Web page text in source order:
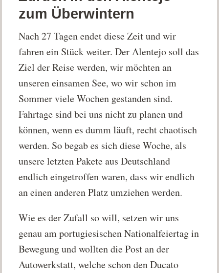
zum Überwintern
Nach 27 Tagen endet diese Zeit und wir
fahren ein Stück weiter. Der Alentejo soll das
Ziel der Reise werden, wir möchten an
unseren einsamen See, wo wir schon im
Sommer viele Wochen gestanden sind.
Fahrtage sind bei uns nicht zu planen und
können, wenn es dumm läuft, recht chaotisch
werden. So begab es sich diese Woche, als
unsere letzten Pakete aus Deutschland
endlich eingetroffen waren, dass wir endlich
an einen anderen Platz umziehen werden.
Wie es der Zufall so will, setzen wir uns
genau am portugiesischen Nationalfeiertag in
Bewegung und wollten die Post an der
Autowerkstatt, welche schon den Ducato